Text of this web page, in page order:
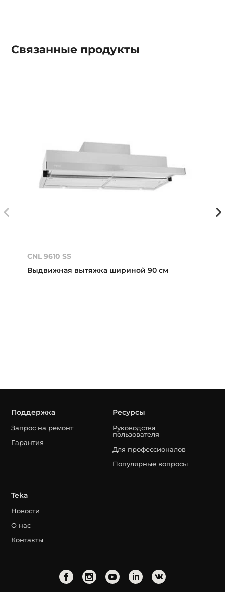
Связанные продукты
CNL 9610 SS
Выдвижная вытяжка шириной 90 см
Поддержка
Запрос на ремонт
Гарантия
Ресурсы
Руководства
пользователя
Для профессионалов
Популярные вопросы
Teka
Новости
О нас
Контакты